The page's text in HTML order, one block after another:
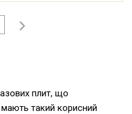
плит, що
мають такий корисний